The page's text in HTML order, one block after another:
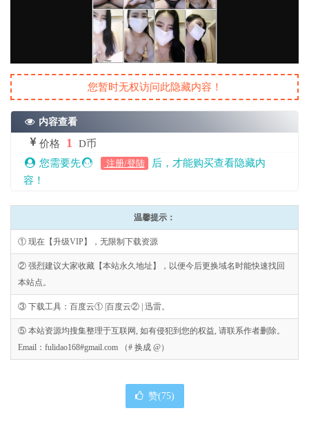
您暂时无权访问此隐藏内容！
内容查看
价格 1
D币
您需要先
注册/登陆
后，才能购买查看隐藏内
容！
温馨提示：
① 现在【升级VIP】，无限制下载资源
② 强烈建议大家收藏【本站永久地址】，以便今后更换域名时能快速找回
本站点。
③ 下载工具：百度云① |百度云② | 迅雷。
⑤ 本站资源均搜集整理于互联网, 如有侵犯到您的权益, 请联系作者删除。
Email：fulidao168#gmail.com （# 换成 @）
赞(75)